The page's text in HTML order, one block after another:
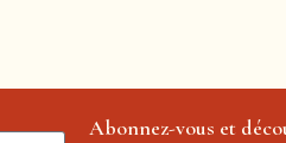
Abonnez-vous et